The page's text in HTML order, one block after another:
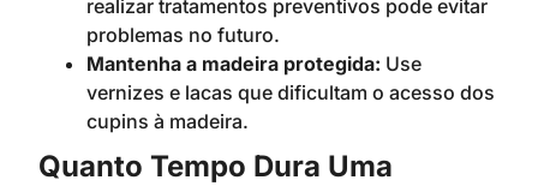
realizar tratamentos preventivos pode evitar
problemas no futuro.
Mantenha a madeira protegida: Use
vernizes e lacas que dificultam o acesso dos
cupins à madeira.
Quanto Tempo Dura Uma